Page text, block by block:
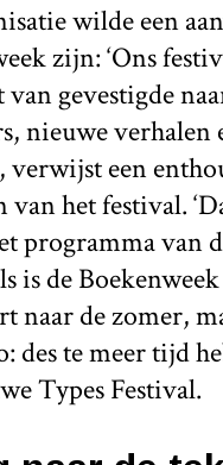
wilde een
zijn: ‘Ons
van gevestigde
nieuwe verhalen
verwijst een
van het festival.
programma van
is de
naar de zomer,
des te meer tijd
Types Festival.